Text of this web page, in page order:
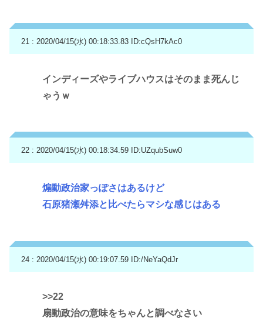
21 : 2020/04/15(水) 00:18:33.83 ID:cQsH7kAc0
インディーズやライブハウスはそのまま死んじ
ゃうｗ
22 : 2020/04/15(水) 00:18:34.59 ID:UZqubSuw0
煽動政治家っぽさはあるけど
石原猪瀬舛添と比べたらマシな感じはある
24 : 2020/04/15(水) 00:19:07.59 ID:/NeYaQdJr
>>22
扇動政治の意味をちゃんと調べなさい